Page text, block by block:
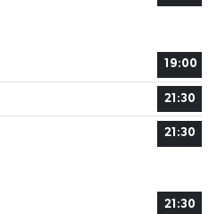
19:00
21:30
21:30
21:30